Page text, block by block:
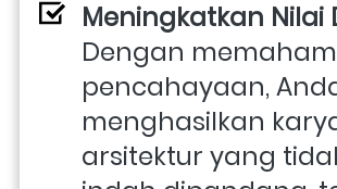
Meningkatkan Nilai
Dengan
pencahayaan,
menghasilkan
arsitektur yang